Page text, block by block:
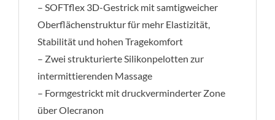
– SOFTflex 3D-Gestrick mit samtigweicher
Oberflächenstruktur für mehr Elastizität,
Stabilität und hohen Tragekomfort
– Zwei strukturierte Silikonpelotten zur
intermittierenden Massage
– Formgestrickt mit druckverminderter Zone
über Olecranon